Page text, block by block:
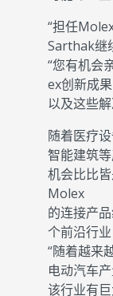
“担任
Sarthak继
“您有机会
ex创新成果
以及这些
随着医疗设
智能建筑等
机会比比
Molex
的连接产
个前沿行业
“随着越来
电动汽车
该行业有